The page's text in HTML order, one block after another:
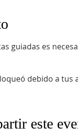
guiadas es
debido a tus
este